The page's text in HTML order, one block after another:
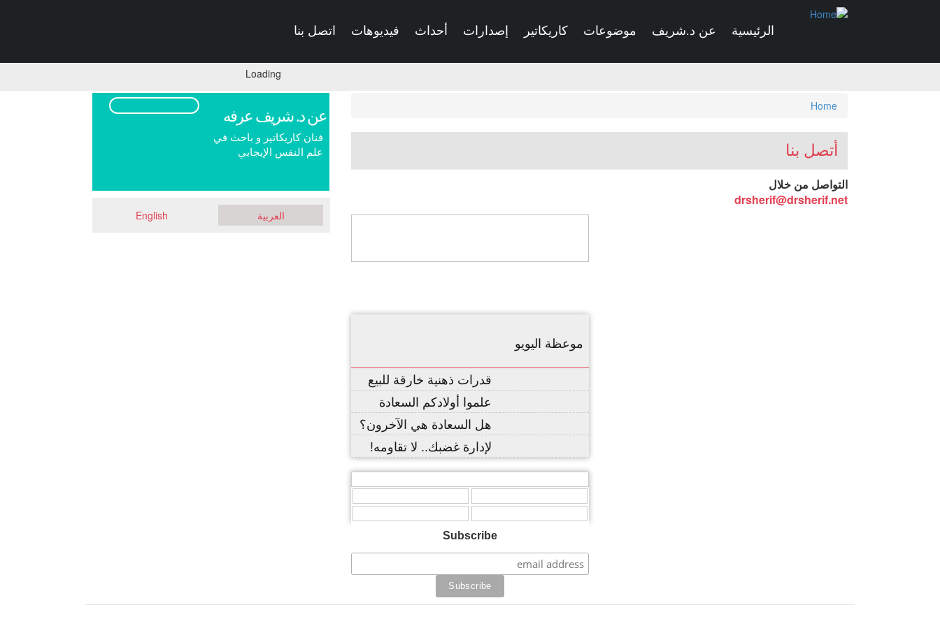
الرئيسية عن د.شريف موضوعات كاريكاتير إصدارات أحداث فيديوهات اتصل بنا
Loading
عن د. شريف عرفه
فنان كاريكاتير و باحث في
علم النفس الإيجابي
العربية English
You
are
here
Home
أتصل بنا
التواصل من خلال
drsherif@drsherif.net
موعظة اليويو
قدرات ذهنية خارقة للبيع
علموا أولادكم السعادة
هل السعادة هي الآخرون؟
لإدارة غضبك.. لا تقاومه!
Subscribe